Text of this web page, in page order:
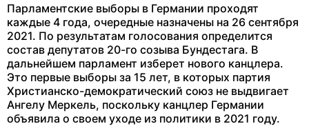
Парламентские выборы в Германии проходят
каждые 4 года, очередные назначены на 26 сентября
2021. По результатам голосования определится
состав депутатов 20-го созыва Бундестага. В
дальнейшем парламент изберет нового канцлера.
Это первые выборы за 15 лет, в которых партия
Христианско-демократический союз не выдвигает
Ангелу Меркель, поскольку канцлер Германии
объявила о своем уходе из политики в 2021 году.